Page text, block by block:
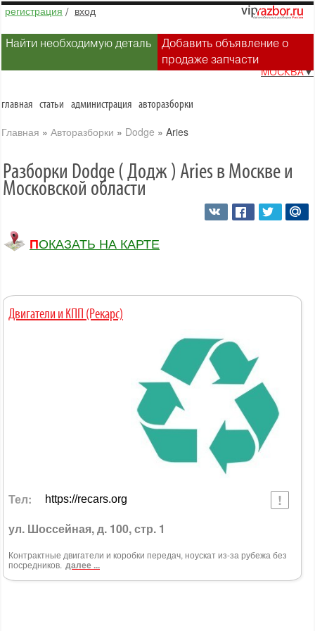
регистрация / вход
Найти необходимую деталь
Добавить объявление о
продаже запчасти
МОСКВА▼
главная статьи администрация авторазборки
Главная » Авторазборки » Dodge » Aries
Разборки Dodge ( Додж ) Aries в Москве и
Московской области
ПОКАЗАТЬ НА КАРТЕ
Двигатели и КПП (Рекарс)
Тел: https://recars.org
ул. Шоссейная, д. 100, стр. 1
Контрактные двигатели и коробки передач, ноускат из-за рубежа без
посредников. далее ...